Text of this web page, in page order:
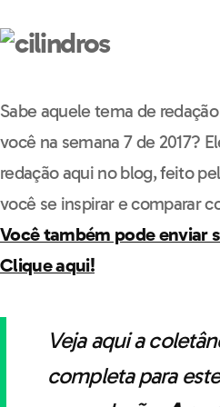
Sabe aquele tema de
você na semana 7 de 2017?
redação aqui no blog, feito
você se inspirar e comparar
Você também pode enviar
Clique aqui!
Veja aqui a
completa para